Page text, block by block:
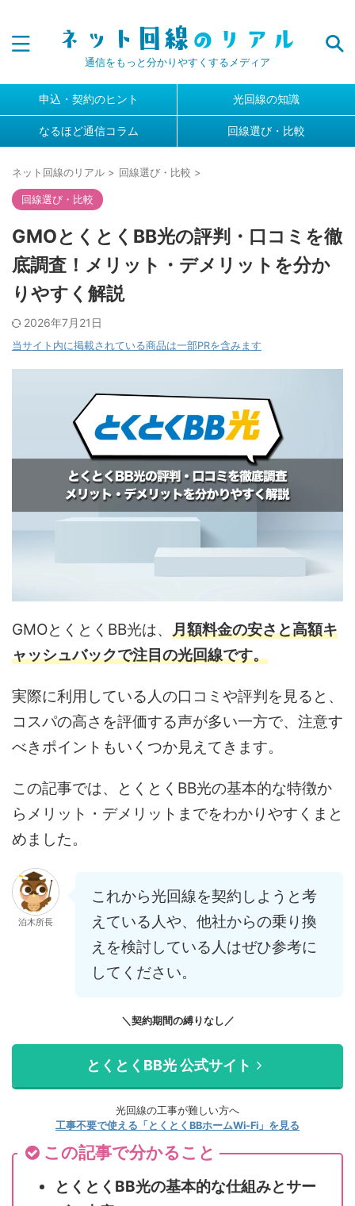
通信をもっと分かりやすくするメディア
申込・契約のヒント 光回線の知識
なるほど通信コラム 回線選び・比較
ネット回線のリアル > 回線選び・比較 >
回線選び・比較
GMOとくとくBB光の評判・口コミを徹
底調査！メリット・デメリットを分か
りやすく解説
2026年7月21日
当サイト内に掲載されている商品は一部PRを含みます
GMOとくとくBB光は、 月額料金の安さと高額キ
ャッシュバックで注目の光回線です。
実際に利用している人の口コミや評判を見ると、
コスパの高さを評価する声が多い一方で、注意す
べきポイントもいくつか見えてきます。
この記事では、とくとくBB光の基本的な特徴か
らメリット・デメリットまでをわかりやすくまと
めました。
泊木所長
これから光回線を契約しようと考
えている人や、他社からの乗り換
えを検討している人はぜひ参考に
してください。
＼契約期間の縛りなし／
とくとくBB光 公式サイト
光回線の工事が難しい方へ
工事不要で使える「とくとくBBホームWi-Fi」を見る
この記事で分かること
とくとくBB光の基本的な仕組みとサー